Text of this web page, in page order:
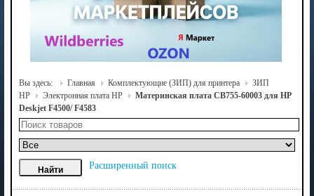
Вы здесь: Главная Комплектующие (ЗИП) для принтера
ЗИП
HP
Электронная плата HP
Материнская плата CB755-60003 для HP
Deskjet F4500/ F4583
Расширенный поиск